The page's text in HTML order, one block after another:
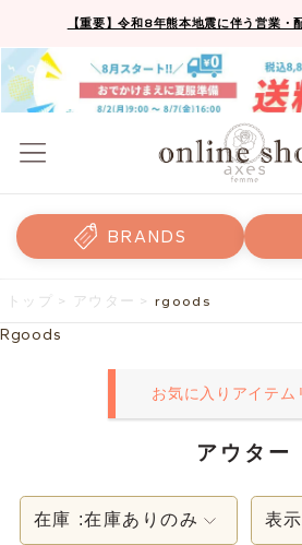
【重要】令和8年熊本地震に伴う営業・
BRANDS
トップ > アウター > rgoods
Rgoods
お気に入りアイテム
アウター
在庫 :在庫ありのみ 表